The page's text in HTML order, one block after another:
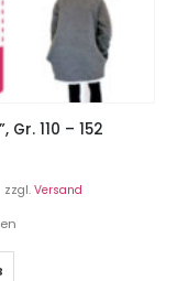
110 – 152
zzgl. Versand